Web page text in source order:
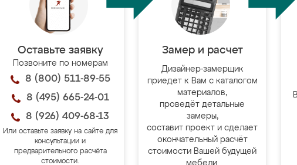
Оставьте заявку
Позвоните по номерам
8 (800) 511-89-55
8 (495) 665-24-01
8 (926) 409-68-13
Или оставьте заявку на сайте для
консультации и
предварительного расчёта
стоимости.
Замер и расчет
Дизайнер-замерщик
приедет к Вам с каталогом
материалов,
проведёт детальные
замеры,
составит проект и сделает
окончательный расчёт
стоимости Вашей будущей
мебели.